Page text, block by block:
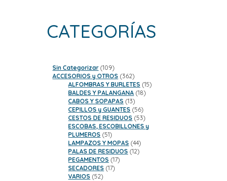
CATEGORÍAS
Sin Categorizar 109109
productos
ACCESORIOS y OTROS 362362
productos
ALFOMBRAS Y BURLETES 1515
BALDES Y PALANGANA 1818
CABOS Y SOPAPAS 1313
productos
CEPILLOS y GUANTES 5656
productos
CESTOS DE RESIDUOS 5353
productos
ESCOBAS, ESCOBILLONES y
PLUMEROS 5151
productos
LAMPAZOS Y MOPAS 4444
productos
PALAS DE RESIDUOS 1212
PEGAMENTOS 1717
SECADORES 1717
VARIOS 5252